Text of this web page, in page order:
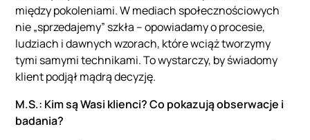
między pokoleniami. W mediach społecznościowych
nie „sprzedajemy” szkła – opowiadamy o procesie,
ludziach i dawnych wzorach, które wciąż tworzymy
tymi samymi technikami. To wystarczy, by świadomy
klient podjął mądrą decyzję.
M.S.: Kim są Wasi klienci? Co pokazują obserwacje i
badania?